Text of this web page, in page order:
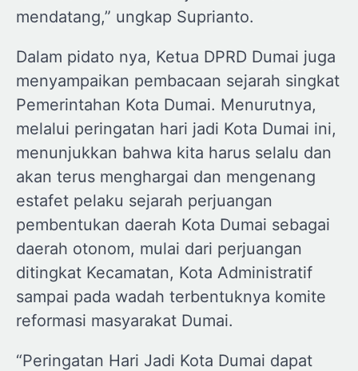
mendatang,” ungkap Suprianto.
Dalam pidato nya, Ketua DPRD Dumai juga
menyampaikan pembacaan sejarah singkat
Pemerintahan Kota Dumai. Menurutnya,
melalui peringatan hari jadi Kota Dumai ini,
menunjukkan bahwa kita harus selalu dan
akan terus menghargai dan mengenang
estafet pelaku sejarah perjuangan
pembentukan daerah Kota Dumai sebagai
daerah otonom, mulai dari perjuangan
ditingkat Kecamatan, Kota Administratif
sampai pada wadah terbentuknya komite
reformasi masyarakat Dumai.
“Peringatan Hari Jadi Kota Dumai dapat